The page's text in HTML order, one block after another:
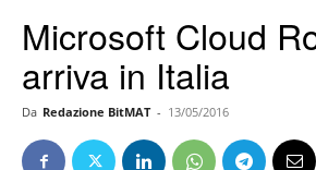
Microsoft Cloud
arriva in Italia
Da Redazione BitMAT - 13/05/2016